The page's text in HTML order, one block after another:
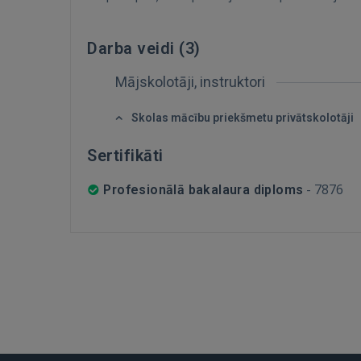
Darba veidi (3)
Mājskolotāji, instruktori
Skolas mācību priekšmetu privātskolotāji
Sertifikāti
Profesionālā bakalaura diploms - 7876